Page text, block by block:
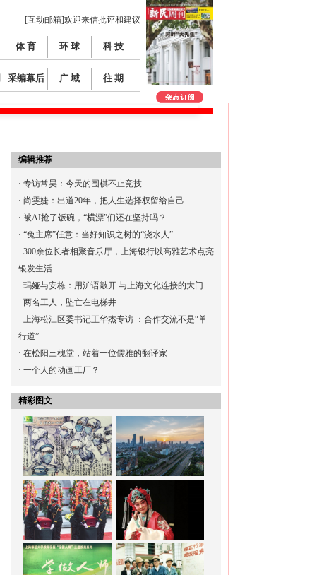
[互动邮箱]欢迎来信批评和建议
体 育 环 球 科 技
采编幕后 广 域 往 期
编辑推荐
· 专访常昊：今天的围棋不止竞技
· 尚雯婕：出道20年，把人生选择权留给自己
· 被AI抢了饭碗，“横漂”们还在坚持吗？
· “兔主席”任意：当好知识之树的“浇水人”
· 300余位长者相聚音乐厅，上海银行以高雅艺术点亮
银发生活
· 玛娅与安栋：用沪语敲开 与上海文化连接的大门
· 两名工人，坠亡在电梯井
· 上海松江区委书记王华杰专访 ：合作交流不是“单
行道”
· 在松阳三槐堂，站着一位儒雅的翻译家
· 一个人的动画工厂？
精彩图文